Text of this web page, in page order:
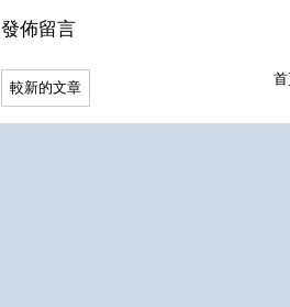
發佈留言
較新的文章